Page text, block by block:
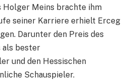
Holger Meins brachte ihm
seiner Karriere erhielt Erceg
Darunter den Preis des
als bester
und den Hessischen
Schauspieler.